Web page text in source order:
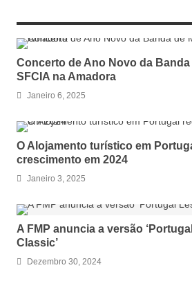
Concerto de Ano Novo da
SFCIA na Amadora
Janeiro 6, 2025
O Alojamento turístico em
crescimento em 2024
Janeiro 3, 2025
A FMP anuncia a versão
Classic’
Dezembro 30, 2024